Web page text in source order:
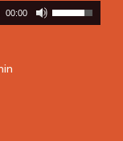
00:00